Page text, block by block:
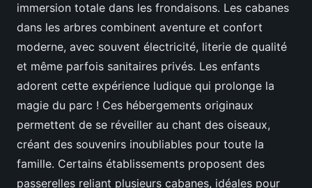
immersion totale dans les frondaisons. Les cabanes
dans les arbres combinent aventure et confort
moderne, avec souvent électricité, literie de qualité
et même parfois sanitaires privés. Les enfants
adorent cette expérience ludique qui prolonge la
magie du parc ! Ces hébergements originaux
permettent de se réveiller au chant des oiseaux,
créant des souvenirs inoubliables pour toute la
famille. Certains établissements proposent des
passerelles reliant plusieurs cabanes, idéales pour